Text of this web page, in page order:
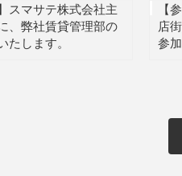
スマサテ株式会社主
、弊社賃貸管理部の
たします。
【
店
参